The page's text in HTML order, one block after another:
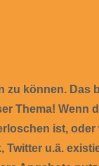
können. Das
Thema! Wenn
ist,
u.ä.